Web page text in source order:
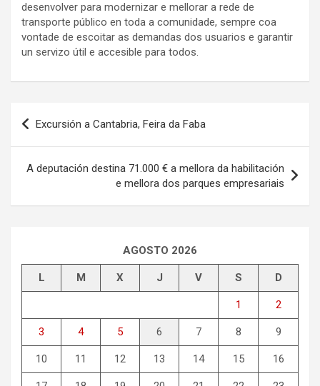
desenvolver para modernizar e mellorar a rede de
transporte público en toda a comunidade, sempre coa
vontade de escoitar as demandas dos usuarios e garantir
un servizo útil e accesible para todos.
Navegación
de
entradas
Excursión a Cantabria, Feira da Faba
A deputación destina 71.000 € a mellora da habilitación
e mellora dos parques empresariais
AGOSTO 2026
L M X J V S D
1 2
3 4 5 6 7 8 9
10 11 12 13 14 15 16